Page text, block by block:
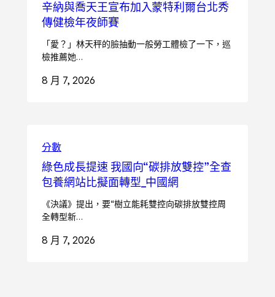
辛納與喬天王宣布加入蒙特利爾台北秀
傳健檢年夜師賽
「愛？」林天秤的臉抽動一般勞工體檢了一下，巡
檢推薦她…
8 月 7, 2026
分數
綠色成長提速 我國向“碳排放雙控”全查
包養網站比擬面轉型_中國網
《決議》提出，要“樹立能耗雙控向碳排放雙控周
全轉型新…
8 月 7, 2026